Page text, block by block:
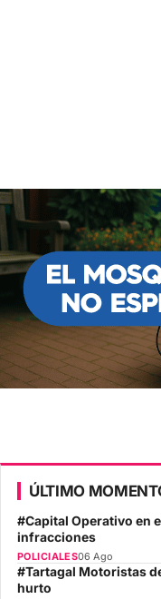
ÚLTIMO
#Capital Operativo en
infracciones
POLICIALES06 Ago
#Tartagal Motoristas
hurto